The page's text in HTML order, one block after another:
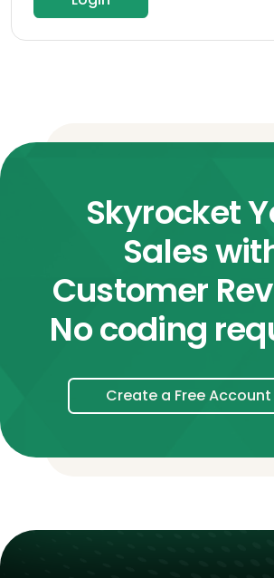
Skyrocket
Sales
Customer
No coding
Create a Free Account